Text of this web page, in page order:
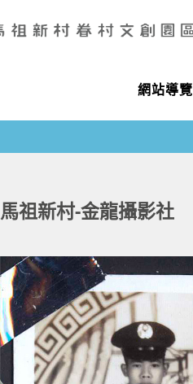
網站導覽
馬祖新村-金龍攝影社